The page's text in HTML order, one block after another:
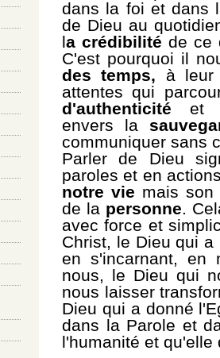
dans la foi et dans
de Dieu au
la crédibilité de ce
C'est pourquoi il
des temps, à leur
attentes qui
d'authenticité et
envers la
communiquer sans
Parler de Dieu
paroles et en
notre vie mais
de la personne.
avec force et
Christ, le Dieu qui
en s'incarnant, en
nous, le Dieu qui
nous laisser
Dieu qui a donné
dans la Parole et
l'humanité et qu'elle